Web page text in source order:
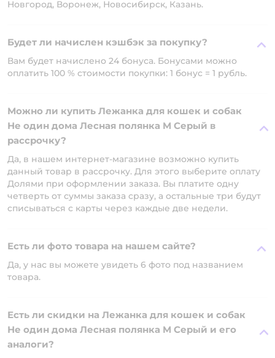
Новгород, Воронеж, Новосибирск, Казань.
Будет ли начислен кэшбэк за покупку?
Вам будет начислено 24 бонуса. Бонусами можно
оплатить 100 % стоимости покупки: 1 бонус = 1 рубль.
Можно ли купить Лежанка для кошек и собак
Не один дома Лесная полянка M Серый в
рассрочку?
Да, в нашем интернет-магазине возможно купить
данный товар в рассрочку. Для этого выберите оплату
Долями при оформлении заказа. Вы платите одну
четверть от суммы заказа сразу, а остальные три будут
списываться с карты через каждые две недели.
Есть ли фото товара на нашем сайте?
Да, у нас вы можете увидеть 6 фото под названием
товара.
Есть ли скидки на Лежанка для кошек и собак
Не один дома Лесная полянка M Серый и его
аналоги?